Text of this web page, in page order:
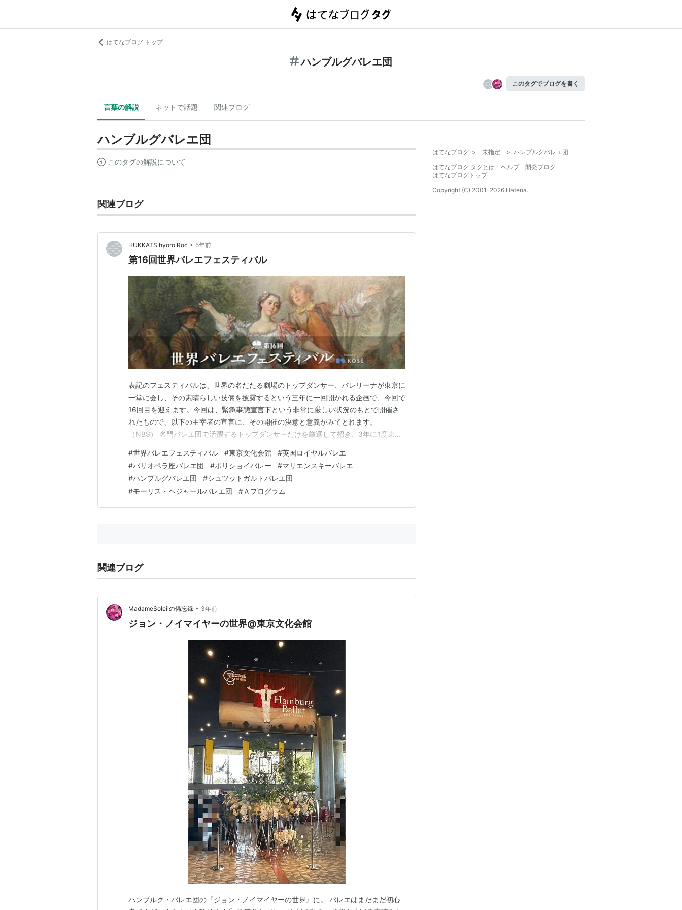
はてなブログ トップ
ハンブルグバレエ団
このタグでブログを書く
言葉の解説 ネットで話題 関連ブログ
ハンブルグバレエ団
このタグの解説について
関連ブログ
HUKKATS hyoro Roc • 5年前
第16回世界バレエフェスティバル
表記のフェスティバルは、世界の名だたる劇場のトップダンサー、バレリーナが東京に
一堂に会し、その素晴らしい技倆を披露するという三年に一回開かれる企画で、今回で
16回目を迎えます。今回は、緊急事態宣言下という非常に厳しい状況のもとで開催さ
れたもので、以下の主宰者の宣言に、その開催の決意と意義がみてとれます。
（NBS） 名門バレエ団で活躍するトップダンサーだけを厳選して招き、3年に1度東京
のガラ・パフォーマンスとして国際的に名を馳せています。 〈世界バレエフェスティ
バル〉が初めて開催された1976年当時、有名バレエ団のス…
#世界バレエフェスティバル #東京文化会館 #英国ロイヤルバレエ
#パリオペラ座バレエ団 #ボリショイバレー #マリエンスキーバレエ
#ハンブルグバレエ団 #シュツットガルトバレエ団
#モーリス・ペジャールバレエ団 #Ａプログラム
関連ブログ
MadameSoleilの備忘録 • 3年前
ジョン・ノイマイヤーの世界@東京文化会館
ハンブルク・バレエ団の『ジョン・ノイマイヤーの世界』に。 バレエはまだまだ初心
はてなブログ > 未指定 > ハンブルグバレエ団
はてなブログ タグとは
ヘルプ
開発ブログ
はてなブログトップ
Copyright (C) 2001-2026 Hatena.